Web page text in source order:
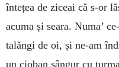
întețea de ziceai că s-or
acuma și seara. Numa’
talăngi de oi, și ne-am
un cioban sângur cu